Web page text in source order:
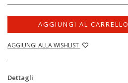
AGGIUNGI AL CARRELLO
AGGIUNGI ALLA WISHLIST
Dettagli